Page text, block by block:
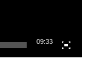
09:33